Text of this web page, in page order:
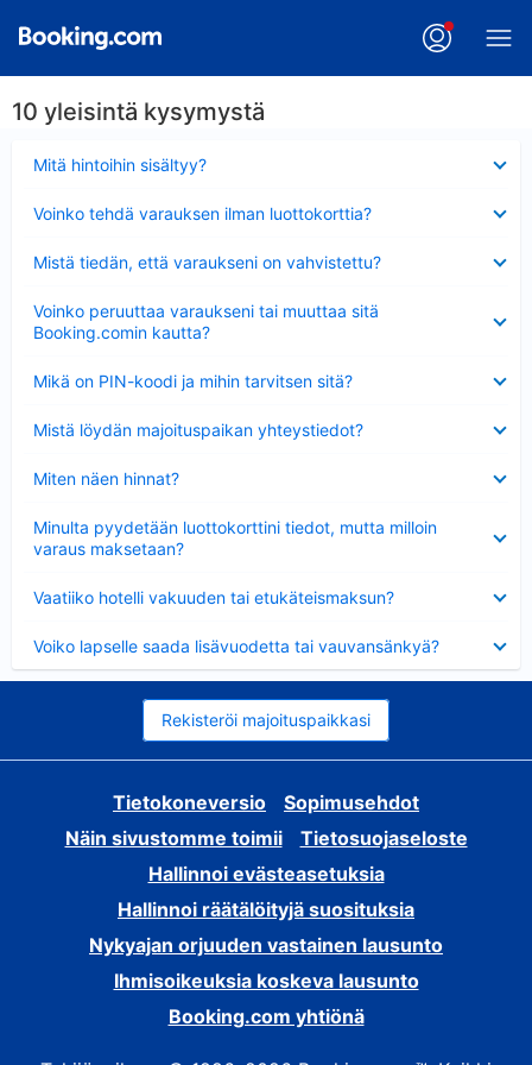
10 yleisintä kysymystä
Mitä hintoihin sisältyy?
Voinko tehdä varauksen ilman luottokorttia?
Mistä tiedän, että varaukseni on vahvistettu?
Voinko peruuttaa varaukseni tai muuttaa sitä
Booking.comin kautta?
Mikä on PIN-koodi ja mihin tarvitsen sitä?
Mistä löydän majoituspaikan yhteystiedot?
Miten näen hinnat?
Minulta pyydetään luottokorttini tiedot, mutta milloin
varaus maksetaan?
Vaatiiko hotelli vakuuden tai etukäteismaksun?
Voiko lapselle saada lisävuodetta tai vauvansänkyä?
Rekisteröi majoituspaikkasi
Tietokoneversio
Sopimusehdot
Näin sivustomme toimii
Tietosuojaseloste
Hallinnoi evästeasetuksia
Hallinnoi räätälöityjä suosituksia
Nykyajan orjuuden vastainen lausunto
Ihmisoikeuksia koskeva lausunto
Booking.com yhtiönä